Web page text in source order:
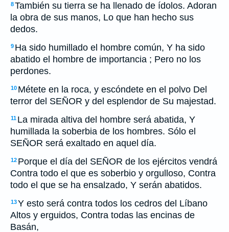
8También su tierra se ha llenado de ídolos. Adoran
la obra de sus manos, Lo que han hecho sus
dedos.
9 Ha sido humillado el hombre común, Y ha sido
abatido el hombre de importancia ; Pero no los
perdones.
10 Métete en la roca, y escóndete en el polvo Del
terror del SEÑOR y del esplendor de Su majestad.
11 La mirada altiva del hombre será abatida, Y
humillada la soberbia de los hombres. Sólo el
SEÑOR será exaltado en aquel día.
12 Porque el día del SEÑOR de los ejércitos vendrá
Contra todo el que es soberbio y orgulloso, Contra
todo el que se ha ensalzado, Y serán abatidos.
13Y esto será contra todos los cedros del Líbano
Altos y erguidos, Contra todas las encinas de
Basán,